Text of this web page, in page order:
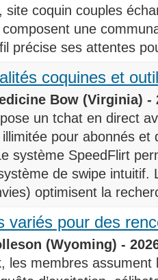
site coquin couples
une
précise ses attentes
coquines et
Bow (Virginia) -
un tchat en direct
pour abonnés et
système SpeedFlirt
de swipe intuitif.
optimisent la
variés pour des
(Wyoming) -
les membres